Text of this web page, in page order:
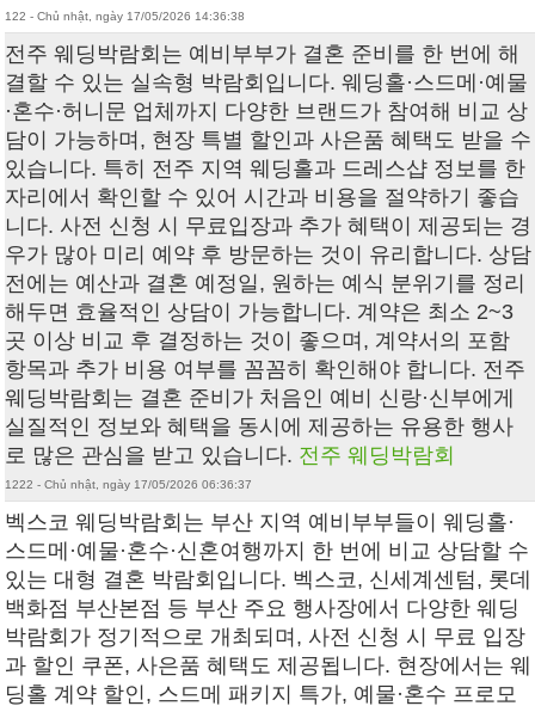
122 - Chủ nhật, ngày 17/05/2026 14:36:38
전주 웨딩박람회 는 예비부부가 결혼 준비를 한 번에 해
결할 수 있는 실속형 박람회입니다. 웨딩홀·스드메·예물
·혼수·허니문 업체까지 다양한 브랜드가 참여해 비교 상
담이 가능하며, 현장 특별 할인과 사은품 혜택도 받을 수
있습니다. 특히 전주 지역 웨딩홀과 드레스샵 정보를 한
자리에서 확인할 수 있어 시간과 비용을 절약하기 좋습
니다. 사전 신청 시 무료입장과 추가 혜택이 제공되는 경
우가 많아 미리 예약 후 방문하는 것이 유리합니다. 상담
전에는 예산과 결혼 예정일, 원하는 예식 분위기를 정리
해두면 효율적인 상담이 가능합니다. 계약은 최소 2~3
곳 이상 비교 후 결정하는 것이 좋으며, 계약서의 포함
항목과 추가 비용 여부를 꼼꼼히 확인해야 합니다. 전주
웨딩박람회는 결혼 준비가 처음인 예비 신랑·신부에게
실질적인 정보와 혜택을 동시에 제공하는 유용한 행사
로 많은 관심을 받고 있습니다. 전주 웨딩박람회
1222 - Chủ nhật, ngày 17/05/2026 06:36:37
벡스코 웨딩박람회는 부산 지역 예비부부들이 웨딩홀·
스드메·예물·혼수·신혼여행까지 한 번에 비교 상담할 수
있는 대형 결혼 박람회입니다. 벡스코, 신세계센텀, 롯데
백화점 부산본점 등 부산 주요 행사장에서 다양한 웨딩
박람회가 정기적으로 개최되며, 사전 신청 시 무료 입장
과 할인 쿠폰, 사은품 혜택도 제공됩니다. 현장에서는 웨
딩홀 계약 할인, 스드메 패키지 특가, 예물·혼수 프로모